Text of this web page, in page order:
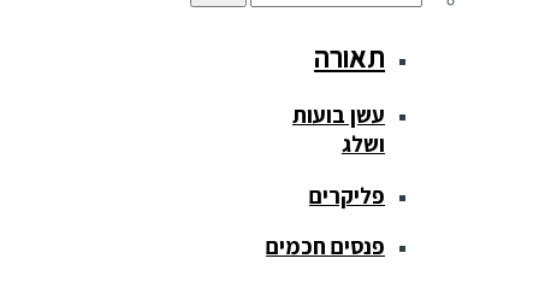
תאורה
עשן בועות
ושלג
פליקרים
פנסים חכמים